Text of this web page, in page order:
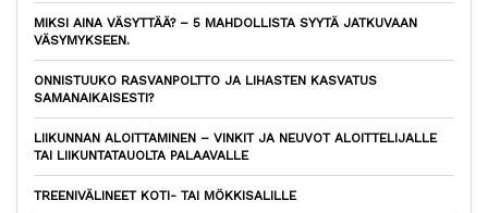
MIKSI AINA VÄSYTTÄÄ? – 5 MAHDOLLISTA SYYTÄ JATKUVAAN
VÄSYMYKSEEN.
ONNISTUUKO RASVANPOLTTO JA LIHASTEN KASVATUS
SAMANAIKAISESTI?
LIIKUNNAN ALOITTAMINEN – VINKIT JA NEUVOT ALOITTELIJALLE
TAI LIIKUNTATAUOLTA PALAAVALLE
TREENIVÄLINEET KOTI- TAI MÖKKISALILLE